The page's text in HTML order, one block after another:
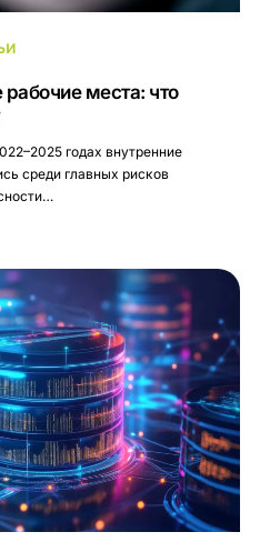
места: что
годах внутренние
среди главных рисков